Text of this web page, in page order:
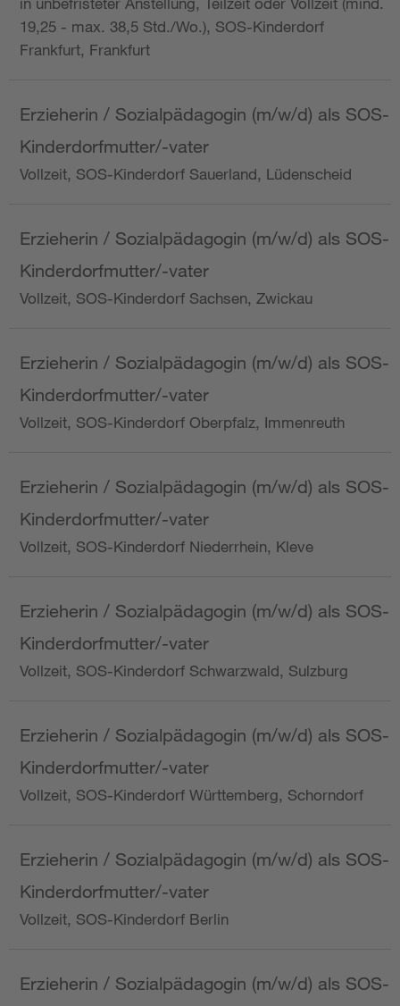
19,25 - max. 38,5 Std./Wo.), SOS-Kinderdorf
Frankfurt, Frankfurt
Erzieherin / Sozialpädagogin (m/w/d) als SOS-
Kinderdorfmutter/-vater
Vollzeit, SOS-Kinderdorf Sauerland, Lüdenscheid
Erzieherin / Sozialpädagogin (m/w/d) als SOS-
Kinderdorfmutter/-vater
Vollzeit, SOS-Kinderdorf Sachsen, Zwickau
Erzieherin / Sozialpädagogin (m/w/d) als SOS-
Kinderdorfmutter/-vater
Vollzeit, SOS-Kinderdorf Oberpfalz, Immenreuth
Erzieherin / Sozialpädagogin (m/w/d) als SOS-
Kinderdorfmutter/-vater
Vollzeit, SOS-Kinderdorf Niederrhein, Kleve
Erzieherin / Sozialpädagogin (m/w/d) als SOS-
Kinderdorfmutter/-vater
Vollzeit, SOS-Kinderdorf Schwarzwald, Sulzburg
Erzieherin / Sozialpädagogin (m/w/d) als SOS-
Kinderdorfmutter/-vater
Vollzeit, SOS-Kinderdorf Württemberg, Schorndorf
Erzieherin / Sozialpädagogin (m/w/d) als SOS-
Kinderdorfmutter/-vater
Vollzeit, SOS-Kinderdorf Berlin
Erzieherin / Sozialpädagogin (m/w/d) als SOS-